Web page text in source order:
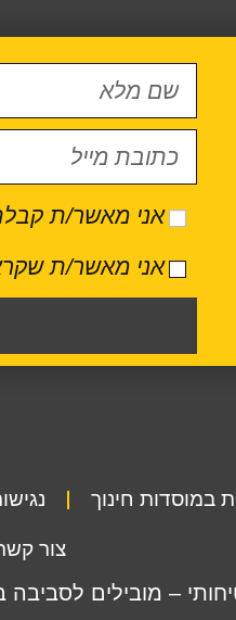
אני מאשר/ת
אני מאשר/ת
במוסדות חינוך
צור
– מובילים